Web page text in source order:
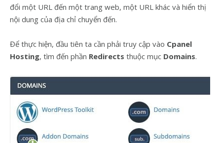
đổi một URL đến một trang web, một URL khác và hiển thị
nội dung của địa chỉ chuyển đến.
Để thực hiện, đầu tiên ta cần phải truy cập vào Cpanel
Hosting, tìm đến phần Redirects thuộc mục Domains.